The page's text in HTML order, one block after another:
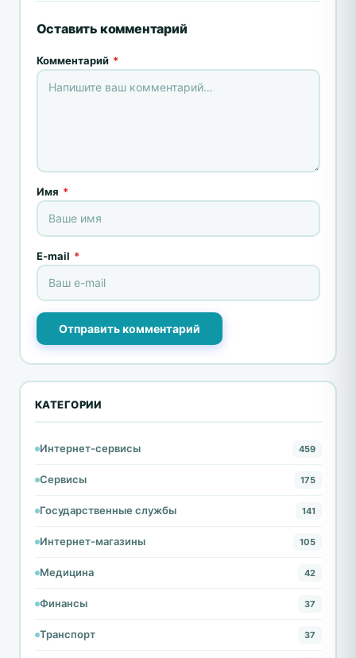
Оставить комментарий
Комментарий *
Имя *
E-mail *
Отправить комментарий
КАТЕГОРИИ
Интернет-сервисы 459
Сервисы 175
Государственные службы 141
Интернет-магазины 105
Медицина 42
Финансы 37
Транспорт 37